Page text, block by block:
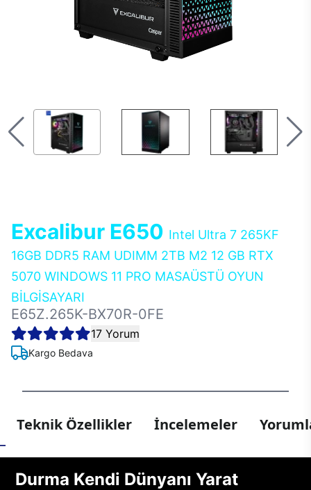
Excalibur E650 Intel Ultra 7 265KF
16GB DDR5 RAM UDIMM 2TB M2 12 GB RTX
5070 WINDOWS 11 PRO MASAÜSTÜ OYUN
BİLGİSAYARI
E65Z.265K-BX70R-0FE
17 Yorum
Kargo Bedava
Teknik Özellikler İncelemeler
Durma Kendi Dünyanı Yarat